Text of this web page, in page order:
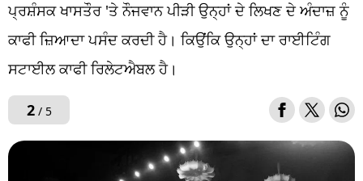
ਪ੍ਰਸ਼ੰਸਕ ਖਾਸਤੌਰ 'ਤੇ ਨੌਜਵਾਨ ਪੀੜੀ ਉਨ੍ਹਾਂ ਦੇ ਲਿਖਣ ਦੇ ਅੰਦਾਜ਼ ਨੂੰ
ਕਾਫੀ ਜ਼ਿਆਦਾ ਪਸੰਦ ਕਰਦੀ ਹੈ। ਕਿਉਂਕਿ ਉਨ੍ਹਾਂ ਦਾ ਰਾਈਟਿੰਗ
ਸਟਾਈਲ ਕਾਫੀ ਰਿਲੇਟਐਬਲ ਹੈ।
2/ 5